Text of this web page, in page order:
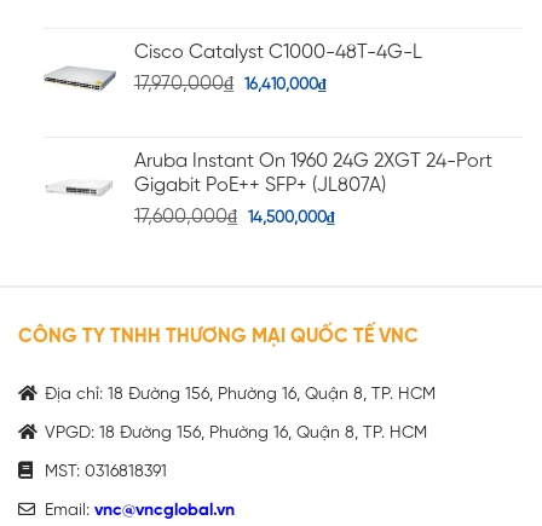
Cisco Catalyst C1000-48T-4G-L
17,970,000₫ 16,410,000₫
Aruba Instant On 1960 24G 2XGT 24-Port
Gigabit PoE++ SFP+ (JL807A)
17,600,000₫ 14,500,000₫
CÔNG TY TNHH THƯƠNG MẠI QUỐC TẾ VNC
Địa chỉ: 18 Đường 156, Phường 16, Quận 8, TP. HCM
VPGD: 18 Đường 156, Phường 16, Quận 8, TP. HCM
MST: 0316818391
Email: vnc@vncglobal.vn